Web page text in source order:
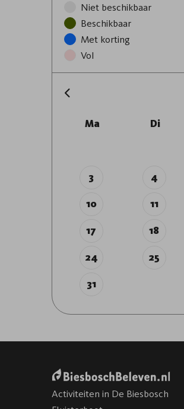
Niet beschikbaar
Beschikbaar
Met korting
Vol
Ma Di
3 4
10 11
17 18
24 25
31
Activiteiten in De Biesbosch